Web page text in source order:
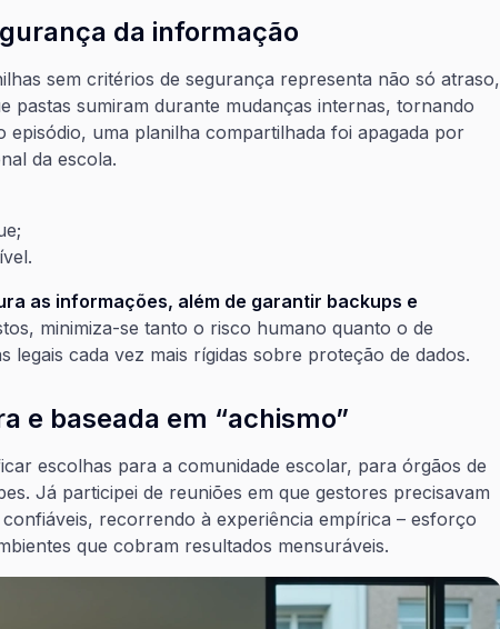
da informação
sem critérios de segurança representa não só atraso,
pastas sumiram durante mudanças internas, tornando
uma planilha compartilhada foi apagada por
da escola.
as informações, além de garantir backups e
minimiza-se tanto o risco humano quanto o de
legais cada vez mais rígidas sobre proteção de dados.
e baseada em “achismo”
escolhas para a comunidade escolar, para órgãos de
Já participei de reuniões em que gestores precisavam
recorrendo à experiência empírica – esforço
que cobram resultados mensuráveis.